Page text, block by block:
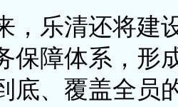
乐清还将建
保障体系，形
底、覆盖全员